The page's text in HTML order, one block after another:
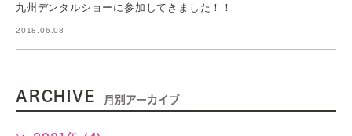
九州デンタルショーに参加してきました！！
2018.06.08
ARCHIVE 月別アーカイブ